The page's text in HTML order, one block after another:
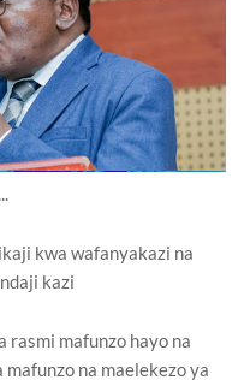
kwa wafanyakazi na
kazi
rasmi mafunzo hayo na
na maelekezo ya